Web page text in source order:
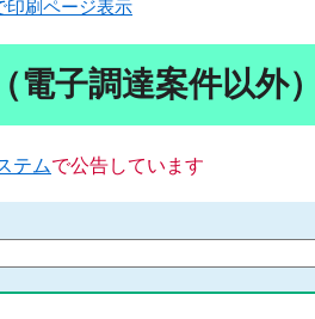
印刷ページ表示
電子調達案件以外）
テムで公告しています